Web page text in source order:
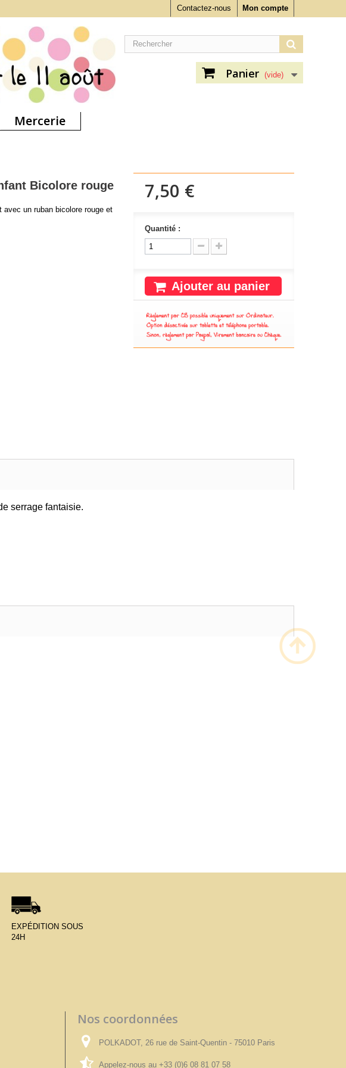
Mon compte
Contactez-nous
Panier (vide)
Mercerie
Bicolore rouge
avec un ruban bicolore rouge et
7,50 €
Quantité :
Ajouter au panier
serrage fantaisie.
EXPÉDITION SOUS
24H
Nos coordonnées
POLKADOT, 26 rue de Saint-Quentin - 75010 Paris
Appelez-nous au +33 (0)6 08 81 07 58